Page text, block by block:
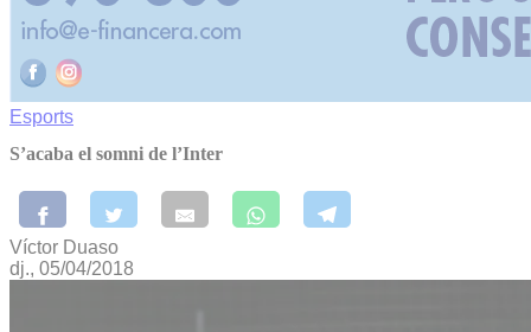
Esports
S’acaba el somni de l’Inter
Víctor Duaso
dj., 05/04/2018